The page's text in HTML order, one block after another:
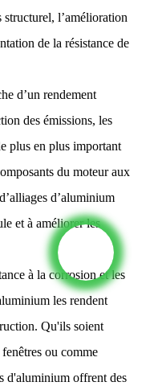
l’amélioration
de la résistance de
d’un rendement
des émissions, les
plus en plus important
du moteur aux
d’aluminium
et à améliorer les
à la corrosion et les
les rendent
Qu'ils soient
ou comme
d'aluminium offrent des